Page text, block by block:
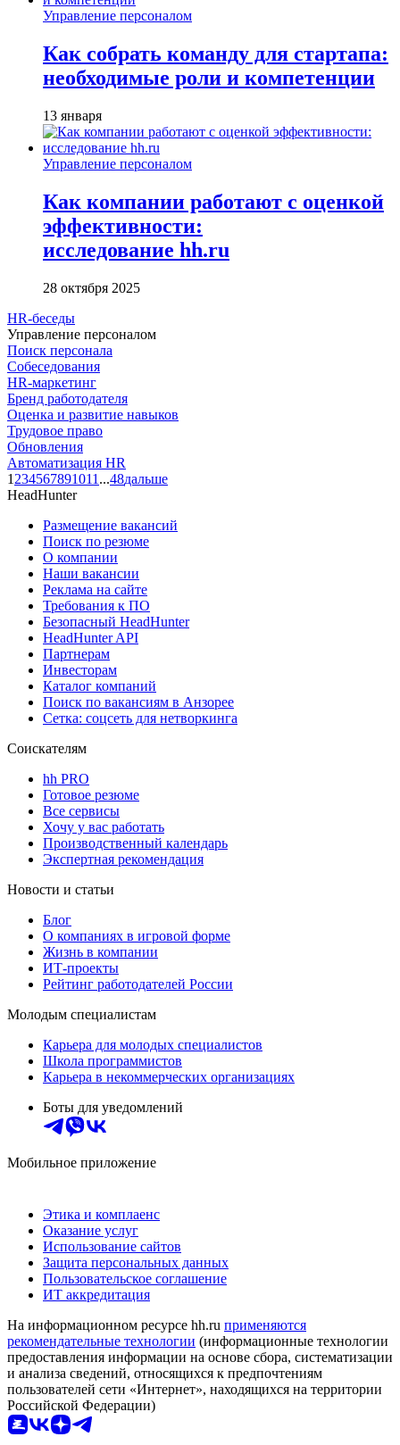
Управление персоналом
Как собрать команду для стартапа:
необходимые роли и компетенции
13 января
Управление персоналом
Как компании работают с оценкой
эффективности:
исследование hh.ru
28 октября 2025
HR-беседы
Управление персоналом
Поиск персонала
Собеседования
HR-маркетинг
Бренд работодателя
Оценка и развитие навыков
Трудовое право
Обновления
Автоматизация HR
1 234567891011 ...48дальше
HeadHunter
Размещение вакансий
Поиск по резюме
О компании
Наши вакансии
Реклама на сайте
Требования к ПО
Безопасный HeadHunter
HeadHunter API
Партнерам
Инвесторам
Каталог компаний
Поиск по вакансиям в Анзорее
Сетка: соцсеть для нетворкинга
Соискателям
hh PRO
Готовое резюме
Все сервисы
Хочу у вас работать
Производственный календарь
Экспертная рекомендация
Новости и статьи
Блог
О компаниях в игровой форме
Жизнь в компании
ИТ-проекты
Рейтинг работодателей России
Молодым специалистам
Карьера для молодых специалистов
Школа программистов
Карьера в некоммерческих организациях
Боты для уведомлений
Мобильное приложение
Этика и комплаенс
Оказание услуг
Использование сайтов
Защита персональных данных
Пользовательское соглашение
ИТ аккредитация
На информационном ресурсе hh.ru применяются
рекомендательные технологии (информационные технологии
предоставления информации на основе сбора, систематизации
и анализа сведений, относящихся к предпочтениям
пользователей сети «Интернет», находящихся на территории
Российской Федерации)